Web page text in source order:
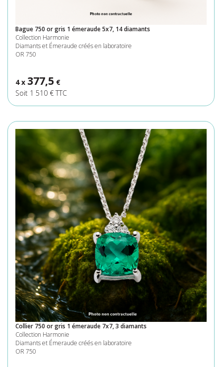
Bague 750 or gris 1 émeraude 5x7, 14 diamants
Collection Harmonie
Diamants et Émeraude créés en laboratoire
OR 750
4 x 377,5 €
Soit 1 510 € TTC
Collier 750 or gris 1 émeraude 7x7, 3 diamants
Collection Harmonie
Diamants et Émeraude créés en laboratoire
OR 750